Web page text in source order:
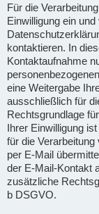
Für die
Einwilligung ein
kontaktieren. In
Kontaktaufnahme
eine Weitergabe
ausschließlich für
Rechtsgrundlage
Ihrer Einwilligung
für die
per E-Mail
der E-Mail-Kontakt
zusätzliche
b DSGVO.